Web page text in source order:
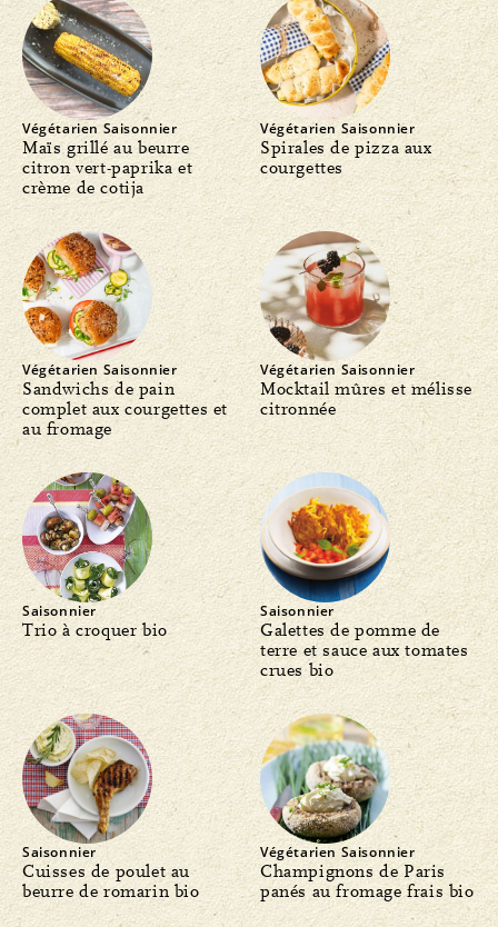
Végétarien Saisonnier
Maïs grillé au beurre
citron vert-paprika et
crème de cotija
Végétarien Saisonnier
Spirales de pizza aux
courgettes
Végétarien Saisonnier
Sandwichs de pain
complet aux courgettes et
au fromage
Végétarien Saisonnier
Mocktail mûres et mélisse
citronnée
Saisonnier
Trio à croquer bio
Saisonnier
Galettes de pomme de
terre et sauce aux tomates
crues bio
Saisonnier
Cuisses de poulet au
beurre de romarin bio
Végétarien Saisonnier
Champignons de Paris
panés au fromage frais bio